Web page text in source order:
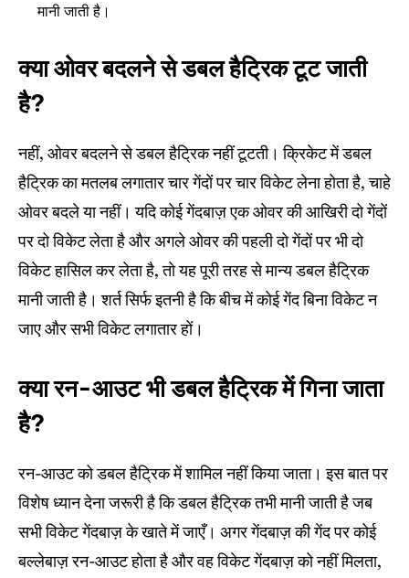
मानी जाती है।
क्या ओवर बदलने से डबल हैट्रिक टूट जाती
है?
नहीं, ओवर बदलने से डबल हैट्रिक नहीं टूटती। क्रिकेट में डबल
हैट्रिक का मतलब लगातार चार गेंदों पर चार विकेट लेना होता है, चाहे
ओवर बदले या नहीं। यदि कोई गेंदबाज़ एक ओवर की आखिरी दो गेंदों
पर दो विकेट लेता है और अगले ओवर की पहली दो गेंदों पर भी दो
विकेट हासिल कर लेता है, तो यह पूरी तरह से मान्य डबल हैट्रिक
मानी जाती है। शर्त सिर्फ इतनी है कि बीच में कोई गेंद बिना विकेट न
जाए और सभी विकेट लगातार हों।
क्या रन-आउट भी डबल हैट्रिक में गिना जाता
है?
रन-आउट को डबल हैट्रिक में शामिल नहीं किया जाता। इस बात पर
विशेष ध्यान देना जरूरी है कि डबल हैट्रिक तभी मानी जाती है जब
सभी विकेट गेंदबाज़ के खाते में जाएँ। अगर गेंदबाज़ की गेंद पर कोई
बल्लेबाज़ रन-आउट होता है और वह विकेट गेंदबाज़ को नहीं मिलता,